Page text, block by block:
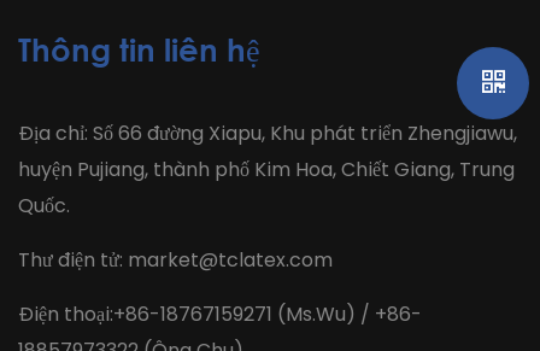
Thông tin liên hệ
Địa chỉ: Số 66 đường Xiapu, Khu phát triển Zhengjiawu,
huyện Pujiang, thành phố Kim Hoa, Chiết Giang, Trung
Quốc.
Thư điện tử: market@tclatex.com
Điện thoại:+86-18767159271 (Ms.Wu) / +86-